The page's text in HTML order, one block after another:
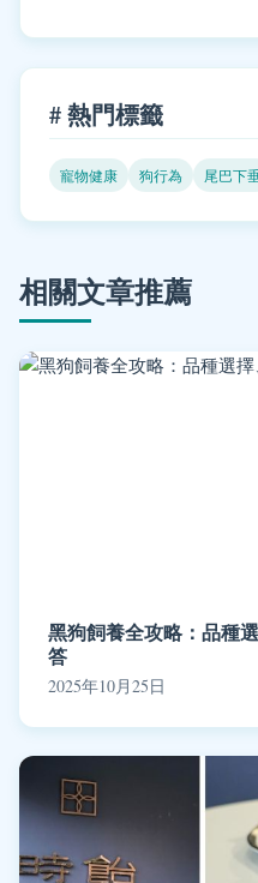
# 熱門標籤
寵物健康 狗行為 尾巴下
相關文章推薦
黑狗飼養全攻略：品種
答
2025年10月25日